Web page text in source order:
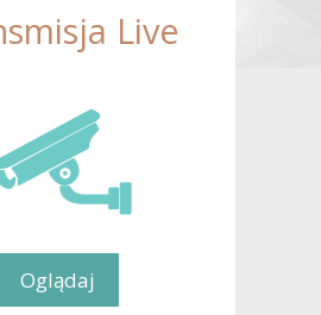
Live
Oglądaj